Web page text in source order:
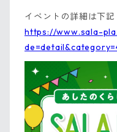
イベントの詳細は下
https://www.sala-